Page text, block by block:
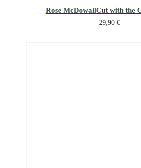
Rose McDowallCut with the
29,90 €